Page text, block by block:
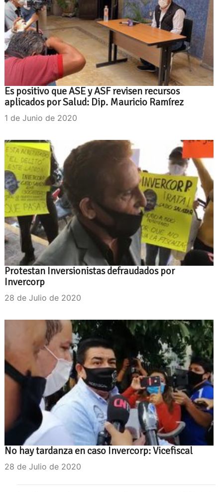
Es positivo que ASE y ASF revisen recursos
aplicados por Salud: Dip. Mauricio Ramírez
1 de Junio de 2020
Protestan Inversionistas defraudados por
Invercorp
28 de Julio de 2020
No hay tardanza en caso Invercorp: Vicefiscal
28 de Julio de 2020